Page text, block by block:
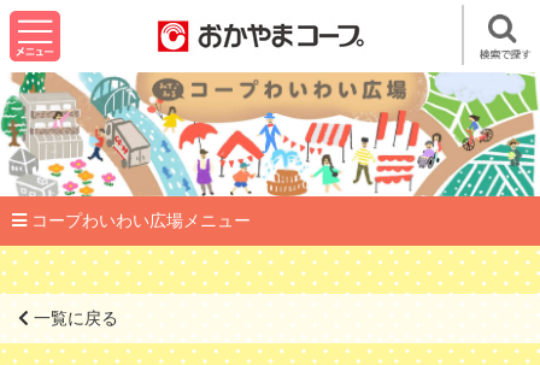
コープわいわい広場メニュー
一覧に戻る